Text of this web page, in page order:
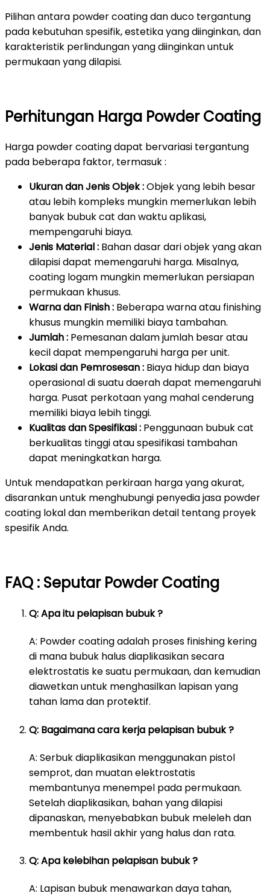
Pilihan antara powder coating dan duco tergantung
pada kebutuhan spesifik, estetika yang diinginkan, dan
karakteristik perlindungan yang diinginkan untuk
permukaan yang dilapisi.
Perhitungan Harga Powder Coating
Harga powder coating dapat bervariasi tergantung
pada beberapa faktor, termasuk :
Ukuran dan Jenis Objek :Objek yang lebih besar
atau lebih kompleks mungkin memerlukan lebih
banyak bubuk cat dan waktu aplikasi,
mempengaruhi biaya.
Jenis Material : Bahan dasar dari objek yang akan
dilapisi dapat memengaruhi harga. Misalnya,
coating logam mungkin memerlukan persiapan
permukaan khusus.
Warna dan Finish : Beberapa warna atau finishing
khusus mungkin memiliki biaya tambahan.
Jumlah : Pemesanan dalam jumlah besar atau
kecil dapat mempengaruhi harga per unit.
Lokasi dan Pemrosesan : Biaya hidup dan biaya
operasional di suatu daerah dapat memengaruhi
harga. Pusat perkotaan yang mahal cenderung
memiliki biaya lebih tinggi.
Kualitas dan Spesifikasi : Penggunaan bubuk cat
berkualitas tinggi atau spesifikasi tambahan
dapat meningkatkan harga.
Untuk mendapatkan perkiraan harga yang akurat,
disarankan untuk menghubungi penyedia jasa powder
coating lokal dan memberikan detail tentang proyek
spesifik Anda.
FAQ : Seputar Powder Coating
Q: Apa itu pelapisan bubuk ?
A: Powder coating adalah proses finishing kering
di mana bubuk halus diaplikasikan secara
elektrostatis ke suatu permukaan, dan kemudian
diawetkan untuk menghasilkan lapisan yang
tahan lama dan protektif.
Q: Bagaimana cara kerja pelapisan bubuk ?
A: Serbuk diaplikasikan menggunakan pistol
semprot, dan muatan elektrostatis
membantunya menempel pada permukaan.
Setelah diaplikasikan, bahan yang dilapisi
dipanaskan, menyebabkan bubuk meleleh dan
membentuk hasil akhir yang halus dan rata.
Q: Apa kelebihan pelapisan bubuk ?
A: Lapisan bubuk menawarkan daya tahan,